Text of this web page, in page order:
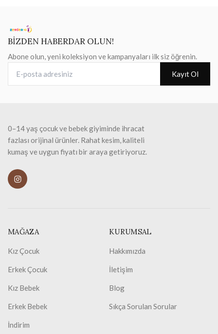
BİZDEN HABERDAR OLUN!
Abone olun, yeni koleksiyon ve kampanyaları ilk siz öğrenin.
Kayıt Ol
0–14 yaş çocuk ve bebek giyiminde ihracat
fazlası orijinal ürünler. Rahat kesim, kaliteli
kumaş ve uygun fiyatı bir araya getiriyoruz.
MAĞAZA
Kız Çocuk
Erkek Çocuk
Kız Bebek
Erkek Bebek
İndirim
KURUMSAL
Hakkımızda
İletişim
Blog
Sıkça Sorulan Sorular